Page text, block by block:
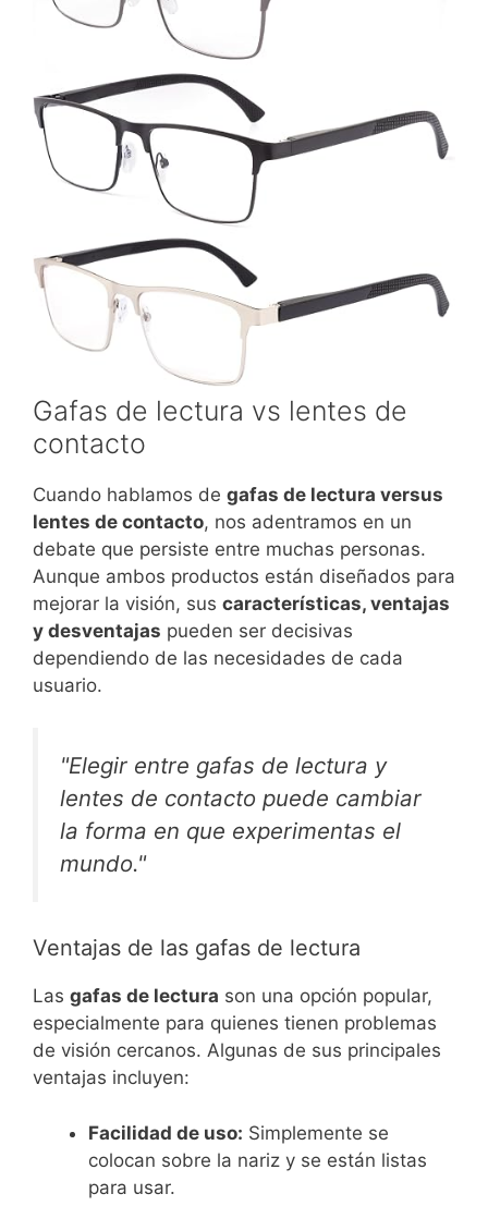
Gafas de lectura vs lentes de
contacto
Cuando hablamos de gafas de lectura versus
lentes de contacto, nos adentramos en un
debate que persiste entre muchas personas.
Aunque ambos productos están diseñados para
mejorar la visión, sus características, ventajas
y desventajas pueden ser decisivas
dependiendo de las necesidades de cada
usuario.
"Elegir entre gafas de lectura y
lentes de contacto puede cambiar
la forma en que experimentas el
mundo."
Ventajas de las gafas de lectura
Las gafas de lectura son una opción popular,
especialmente para quienes tienen problemas
de visión cercanos. Algunas de sus principales
ventajas incluyen:
Facilidad de uso: Simplemente se
colocan sobre la nariz y se están listas
para usar.